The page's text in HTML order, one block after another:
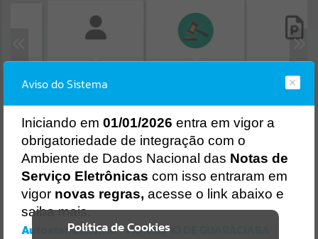
PAGAMENTO
PROTOCOLO
Resultados para""
PortaisPolítica de Cookies
Aviso do Sistema
Iniciando em 01/01/2026 entra em vigor a
obrigatoriedade de integração com o
Ambiente de Dados Nacional das Notas de
Serviço Eletrônicas com isso entraram em
vigor novas regras, acesse o link abaixo e
saiba mais.
Autoatendimento - MUNICIPIO DE GUARACIABA
Erro
Gerenciamento do Sistema
CÓDIGO DA MENSAGEM:
Ocorreu um erro de script:
Uncaught SyntaxError: Unexpected token '('
https://guaraciaba.atende.net/cidadao/pagina/static/bundle/wpo_in
dex_2_base_l2_portal_editores_sync_d9fb77cfd5741fafc9972edc7a6
41fea.js?v=83d4f602:47
Verificar Mais Detalhes